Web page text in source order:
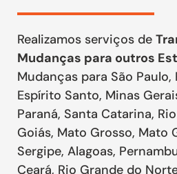
Realizamos serviços de
Mudanças para outros
Mudanças para São Paulo,
Espírito Santo, Minas
Paraná, Santa Catarina,
Goiás, Mato Grosso, Mato
Sergipe, Alagoas,
Ceará, Rio Grande do